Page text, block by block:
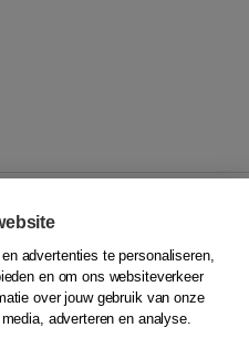
advertenties te personaliseren,
en om ons websiteverkeer
over jouw gebruik van onze
adverteren en analyse.